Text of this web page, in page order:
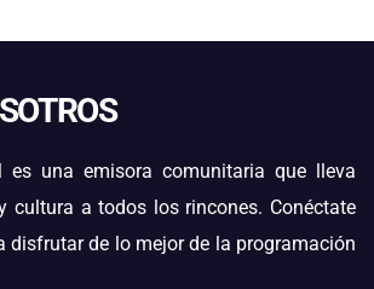
es una emisora comunitaria que lleva
cultura a todos los rincones. Conéctate
disfrutar de lo mejor de la programación